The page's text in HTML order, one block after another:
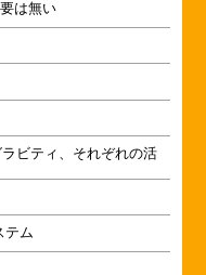
は無い
ビティ、それぞれの活
テム